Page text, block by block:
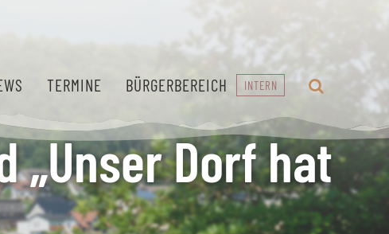
Geschichte
entdecken
Verwaltung
und Service
TERMINE BÜRGERBEREICH INTERN
„Unser Dorf hat